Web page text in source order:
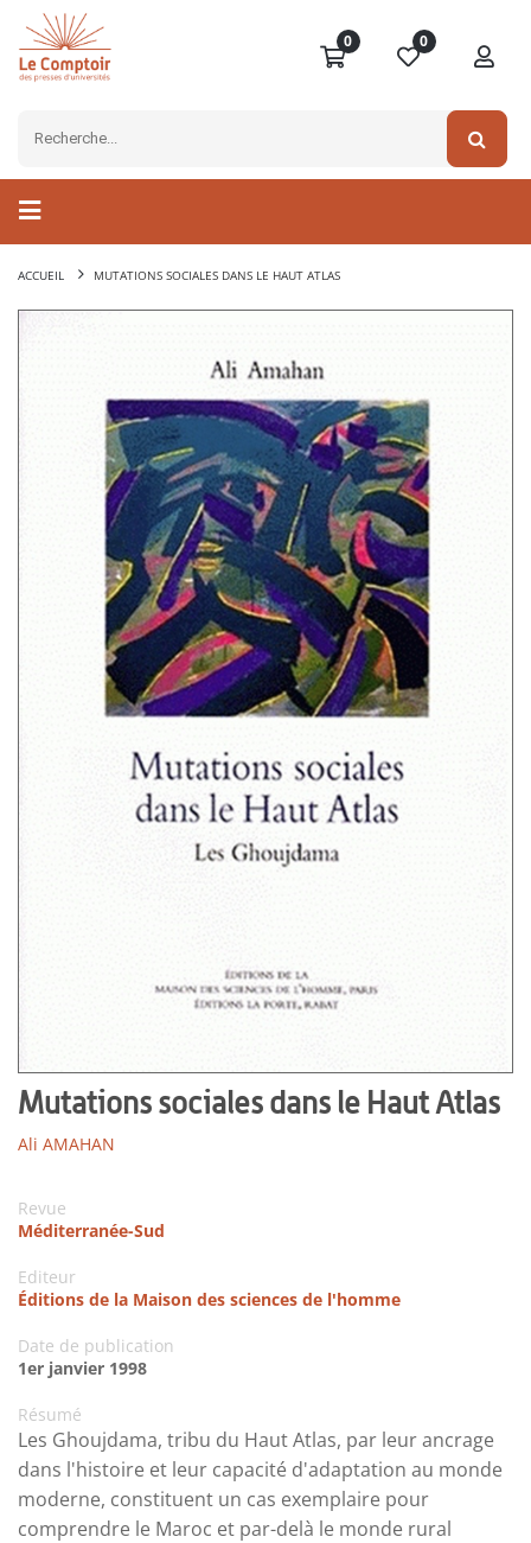
0 0
ACCUEIL MUTATIONS SOCIALES DANS LE HAUT ATLAS
Mutations sociales dans le Haut Atlas
Ali AMAHAN
Revue
Méditerranée-Sud
Editeur
Éditions de la Maison des sciences de l'homme
Date de publication
1er janvier 1998
Résumé
Les Ghoujdama, tribu du Haut Atlas, par leur ancrage
dans l'histoire et leur capacité d'adaptation au monde
moderne, constituent un cas exemplaire pour
comprendre le Maroc et par-delà le monde rural